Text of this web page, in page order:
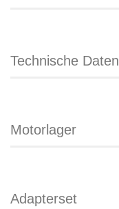
Technische Daten
Motorlager
Adapterset